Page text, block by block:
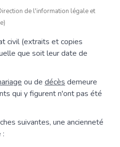
de l'information légale et
civil (extraits et copies
que soit leur date de
ou de décès demeure
qui y figurent n'ont pas été
suivantes, une ancienneté
: